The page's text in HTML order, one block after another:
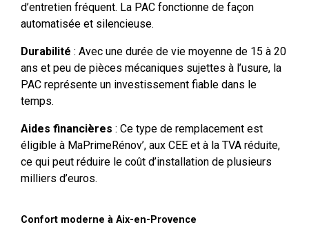
d’entretien fréquent. La PAC fonctionne de façon
automatisée et silencieuse.
Durabilité : Avec une durée de vie moyenne de 15 à 20
ans et peu de pièces mécaniques sujettes à l’usure, la
PAC représente un investissement fiable dans le
temps.
Aides financières : Ce type de remplacement est
éligible à MaPrimeRénov’, aux CEE et à la TVA réduite,
ce qui peut réduire le coût d’installation de plusieurs
milliers d’euros.
Confort moderne à Aix-en-Provence